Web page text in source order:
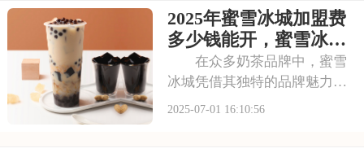
优质茶叶和新鲜食材，搭配独
特的配方，呈现出浓郁的茶香
和丰富的口感。让我
2025年蜜雪冰城加盟费
多少钱能开，蜜雪冰城
加盟条件有哪些需要了
解
在众多奶茶品牌中，蜜雪
冰城凭借其独特的品牌魅力脱
颖而出。它赢得了广大消费者
2025-07-01 16:10:56